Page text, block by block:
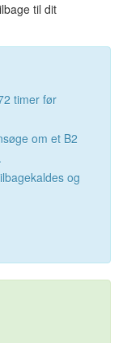
til dit
timer før
om et B2
og